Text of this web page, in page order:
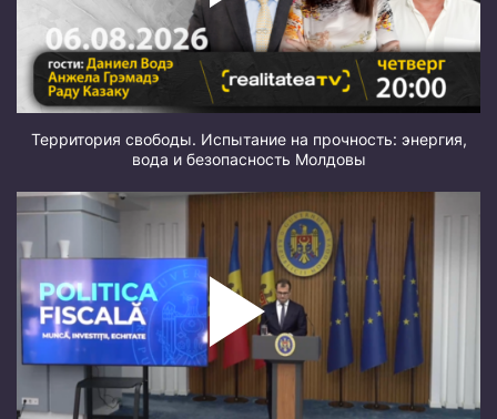
Территория свободы. Испытание на прочность: энергия,
вода и безопасность Молдовы